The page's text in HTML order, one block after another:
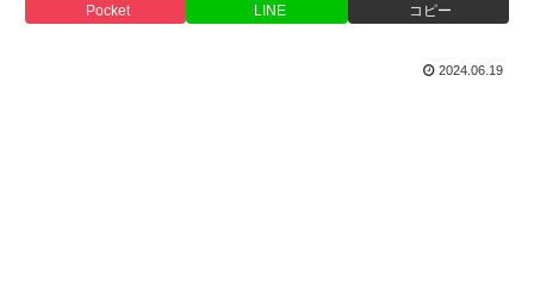
Pocket LINE コピー
2024.06.19